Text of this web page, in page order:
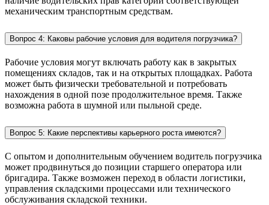
механическим транспортным средствам.
Вопрос 4: Каковы рабочие условия для водителя погрузчика?
Рабочие условия могут включать работу как в закрытых
помещениях складов, так и на открытых площадках. Работа
может быть физически требовательной и потребовать
нахождения в одной позе продолжительное время. Также
возможна работа в шумной или пыльной среде.
Вопрос 5: Какие перспективы карьерного роста имеются?
С опытом и дополнительным обучением водитель погрузчика
может продвинуться до позиции старшего оператора или
бригадира. Также возможен переход в области логистики,
управления складскими процессами или технического
обслуживания складской техники.